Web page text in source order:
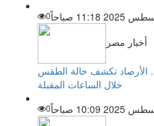
0
أخبار مصر
الأرصاد تكشف حالة الطقس
خلال الساعات المقبلة
0